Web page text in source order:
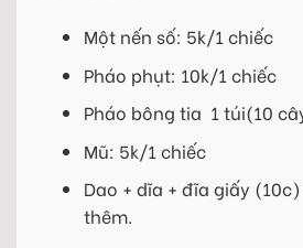
Một nến số: 5k/1 chiếc
Pháo phụt: 10k/1 chiếc
Pháo bông tia 1 túi(10
Mũ: 5k/1 chiếc
Dao + dĩa + đĩa giấy
thêm.